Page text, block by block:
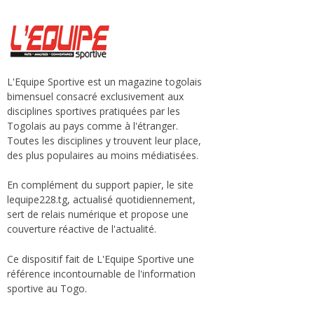
L'Equipe Sportive est un magazine togolais
bimensuel consacré exclusivement aux
disciplines sportives pratiquées par les
Togolais au pays comme à l'étranger.
Toutes les disciplines y trouvent leur place,
des plus populaires au moins médiatisées.
En complément du support papier, le site
lequipe228.tg, actualisé quotidiennement,
sert de relais numérique et propose une
couverture réactive de l'actualité.
Ce dispositif fait de L'Equipe Sportive une
référence incontournable de l'information
sportive au Togo.